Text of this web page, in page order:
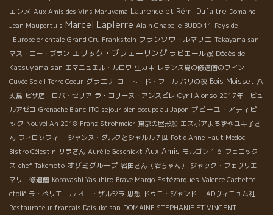
ェンヌ Aux Amis des Vins Maruyama Laurence et Rémi Dufaitre Domaine
Jean Maupertuis Marcel Lapierre Alain Chapelle BUDO 11 Pays de
l'Europe orientale Grand Cru Frankstein フランソワ・ルマリエ Takayama san
マス・ロー・ブラン エリック・プフェーリング ラピエール家 Décès de
Katsuyama san エマニュエル・ルロワ 生カキ レランス島の修道僧のワイン
Cuvée Soleil Terre Coeur グラエナ コート・ド・フール パリの夜 Bois Moisset 八
丈島 ピザ店 ロバ・セリア ラ・コリーヌ・アンスピレ Cyril Alonso 2017年 ビュ
ルアゼロ Grenache Blanc ITO sejour bien occupe au Japon プピーユ・アティピ
ック Nouvel An 2018 Franz Strohmeier 東京の屋形船 エスポアよろずやユキ子さ
ん フィロソフィー ジャンヌ・ダルクとシャルル７世 Pot d'Anne Haut Medoc
Bistro Célestin サラさん Aurélie Geschickt Aux Amis モルゴン１６ フェニック
ス chef Takemoto オザミグループ 岩田さん（岩ちゃん）
ジャック・フェヴリエ
マリー修道僧 Kobayashi Yasuhiro Brave Margo Estézargues Valence Cachette
etoilé ラ・ペリエール オー・ザルジラ 思想 ドゥニ・ジャンドー ADヴィニュム社
Restaurateur français Daisuke san DOMAINE STEPHANIE ET VINCENT